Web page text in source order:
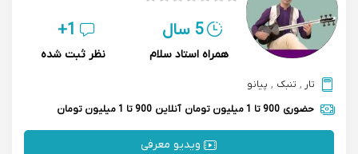
5 سال
همراه استاد سلام
1+
نظر ثبت شده
تار , تنبک , پیانو
حضوری 900 تا 1 میلیون تومان آنلاین 900 تا 1 میلیون تومان
ویدیو معرفی